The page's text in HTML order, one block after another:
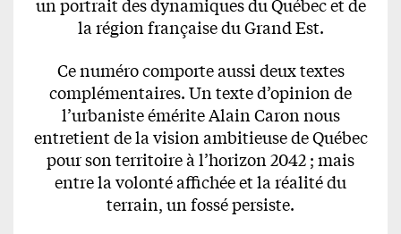
la région française du Grand Est.
Ce numéro comporte aussi deux textes
complémentaires. Un texte d’opinion de
l’urbaniste émérite Alain Caron nous
entretient de la vision ambitieuse de Québec
pour son territoire à l’horizon 2042 ; mais
entre la volonté affichée et la réalité du
terrain, un fossé persiste.